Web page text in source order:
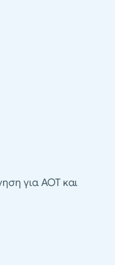
για ΑΟΤ και